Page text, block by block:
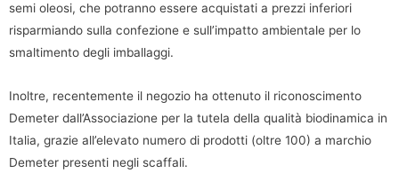
semi oleosi, che potranno essere acquistati a prezzi inferiori
risparmiando sulla confezione e sull’impatto ambientale per lo
smaltimento degli imballaggi.
Inoltre, recentemente il negozio ha ottenuto il riconoscimento
Demeter dall’Associazione per la tutela della qualità biodinamica in
Italia, grazie all’elevato numero di prodotti (oltre 100) a marchio
Demeter presenti negli scaffali.